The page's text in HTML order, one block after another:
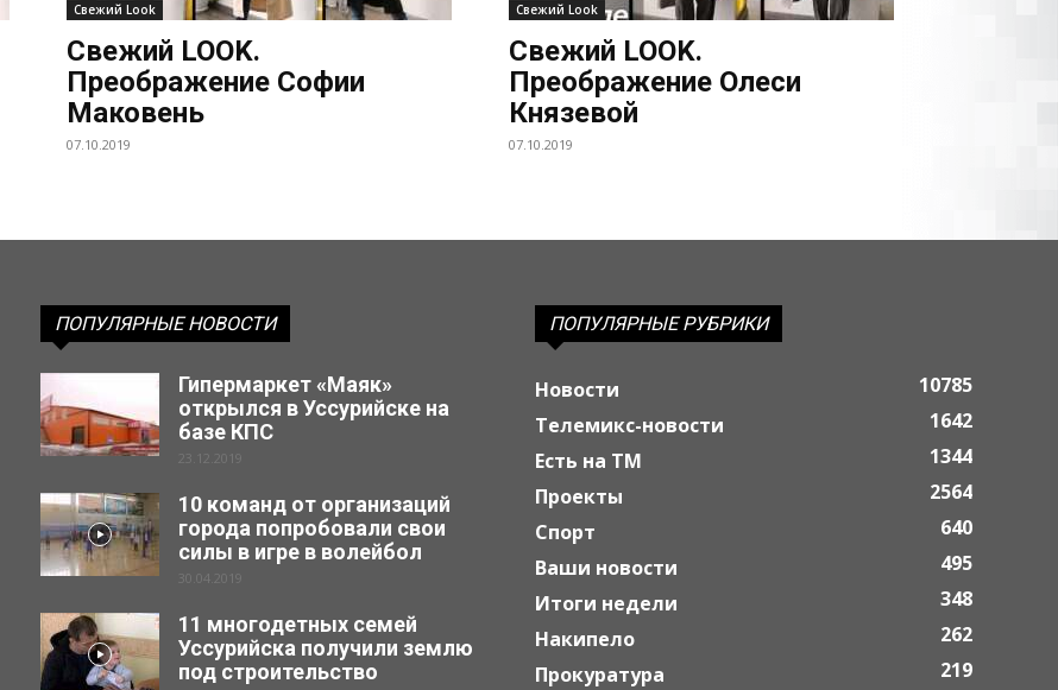
Свежий Look
Свежий LOOK.
Преображение Софии
Маковень
07.10.2019
Свежий Look
Свежий LOOK.
Преображение Олеси
Князевой
07.10.2019
ПОПУЛЯРНЫЕ НОВОСТИ
Гипермаркет «Маяк»
открылся в Уссурийске на
базе КПС
23.12.2019
10 команд от организаций
города попробовали свои
силы в игре в волейбол
30.04.2019
11 многодетных семей
Уссурийска получили землю
под строительство
ПОПУЛЯРНЫЕ РУБРИКИ
Новости
10785
Телемикс-новости
1642
Есть на ТМ
1344
Проекты
2564
Спорт
640
Ваши новости
495
Итоги недели
348
Накипело
262
Прокуратура
219